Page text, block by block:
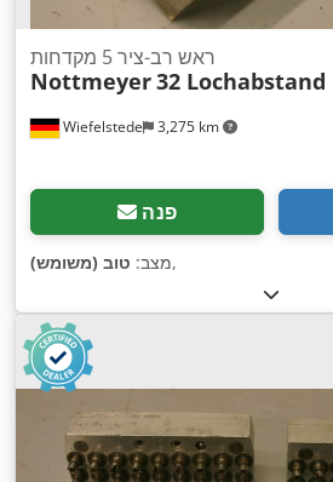
Wiefelstede 3,275 km
ראש רב-ציר 5 מקדחות
Nottmeyer32 Lochabstand
פנה
מצב: טוב (משומש) ,